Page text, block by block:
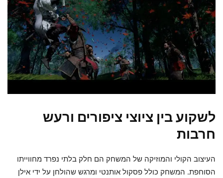
לשקוע בין ציוצי ציפורים ורעש
חרבות
העיצוב הקולי והמוזיקה של המשחק הם חלק בלתי נפרד מחווייתו
הסוחפת. המשחק כולל פסקול אותנטי ומרגש שהולחן על ידי אילן